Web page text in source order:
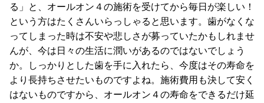
る」と、オールオン４の施術を受けてから毎日が楽しい！
という方はたくさんいらっしゃると思います。歯がなくな
ってしまった時は不安や悲しさが募っていたかもしれませ
んが、今は日々の生活に潤いがあるのではないでしょう
か。しっかりとした歯を手に入れたら、今度はその寿命を
より長持ちさせたいものですよね。施術費用も決して安く
はないものですから、オールオン４の寿命をできるだけ延